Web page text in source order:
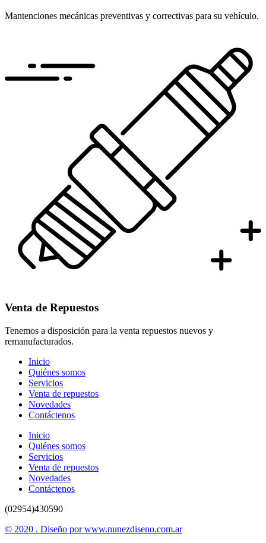
Mantenciones mecánicas preventivas y correctivas para su vehículo.
Venta de Repuestos
Tenemos a disposición para la venta repuestos nuevos y
remanufacturados.
Inicio
Quiénes somos
Servicios
Venta de repuestos
Novedades
Contáctenos
Inicio
Quiénes somos
Servicios
Venta de repuestos
Novedades
Contáctenos
(02954)430590
© 2020 . Diseño por www.nunezdiseno.com.ar